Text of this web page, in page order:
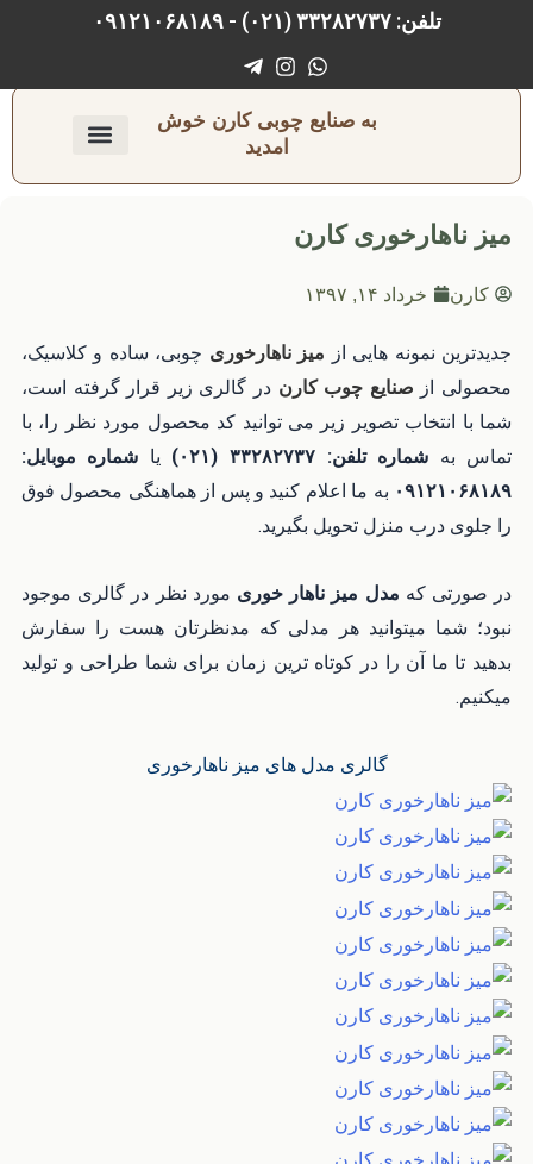
محتوا
تلفن: ۳۳۲۸۲۷۳۷ (۰۲۱) - ۰۹۱۲۱۰۶۸۱۸۹
به صنایع چوبی کارن خوش
امدید
میز ناهارخوری کارن
کارن خرداد ۱۴, ۱۳۹۷
جدیدترین نمونه هایی از میز ناهارخوری چوبی، ساده و کلاسیک،
محصولی از صنایع چوب کارن در گالری زیر قرار گرفته است،
شما با انتخاب تصویر زیر می توانید کد محصول مورد نظر را، با
تماس به شماره تلفن: ۳۳۲۸۲۷۳۷ (۰۲۱) یا شماره موبایل:
۰۹۱۲۱۰۶۸۱۸۹ به ما اعلام کنید و پس از هماهنگی محصول فوق
را جلوی درب منزل تحویل بگیرید.
در صورتی که مدل میز ناهار خوری مورد نظر در گالری موجود
نبود؛ شما میتوانید هر مدلی که مدنظرتان هست را سفارش
بدهید تا ما آن را در کوتاه ترین زمان برای شما طراحی و تولید
میکنیم.
گالری مدل های میز ناهارخوری